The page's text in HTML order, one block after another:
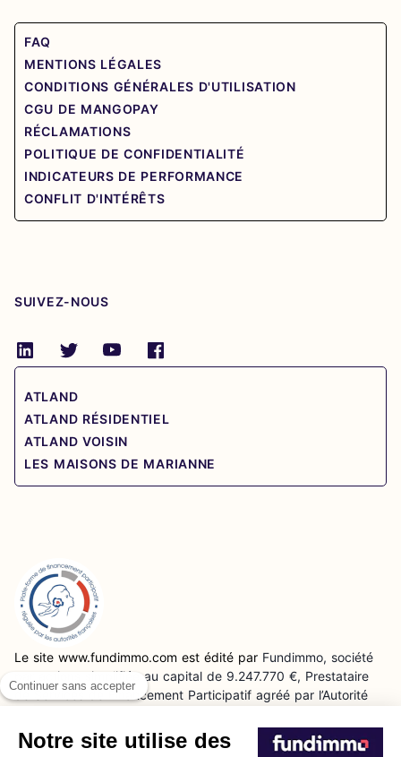
FAQ
MENTIONS LÉGALES
CONDITIONS GÉNÉRALES D'UTILISATION
CGU DE MANGOPAY
RÉCLAMATIONS
POLITIQUE DE CONFIDENTIALITÉ
INDICATEURS DE PERFORMANCE
CONFLIT D'INTÉRÊTS
SUIVEZ-NOUS
ATLAND
ATLAND RÉSIDENTIEL
ATLAND VOISIN
LES MAISONS DE MARIANNE
Le site www.fundimmo.com est édité par Fundimmo, société
par actions simplifiée au capital de 9.247.770 €, Prestataire
de Services de Financement Participatif agréé par l’Autorité
enregistrée au RCS de Paris sous le numéro 802 497 099 et
dont le siège social est situé 41 avenue George V, 75008
Continuer sans accepter
Notre site utilise des